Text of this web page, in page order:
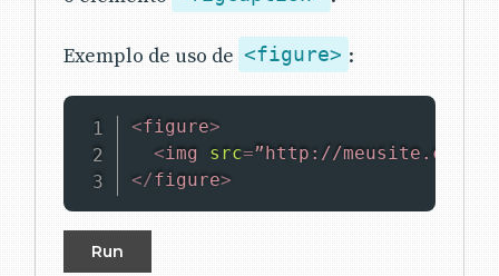
Exemplo de uso de <figure> :
<figure>
<img src=”http://
</figure>
Run